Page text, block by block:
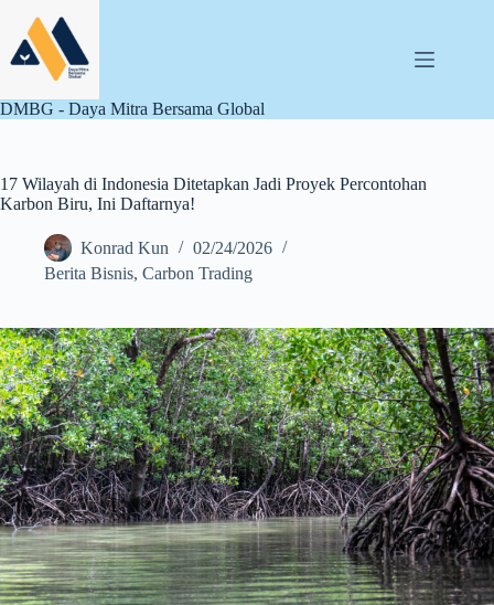
content
DMBG - Daya Mitra Bersama Global
17 Wilayah di Indonesia Ditetapkan Jadi Proyek Percontohan
Karbon Biru, Ini Daftarnya!
Konrad Kun
02/24/2026
Berita Bisnis, Carbon Trading